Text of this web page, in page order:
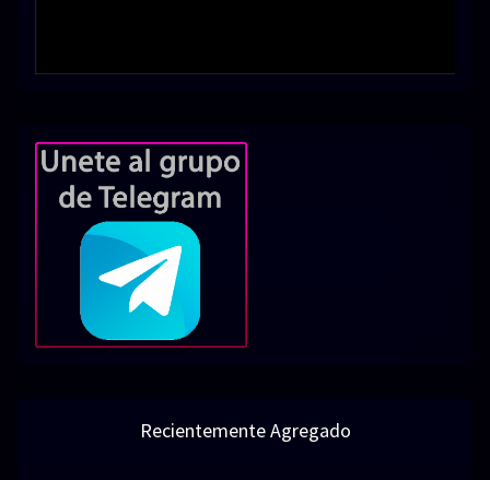
Recientemente Agregado